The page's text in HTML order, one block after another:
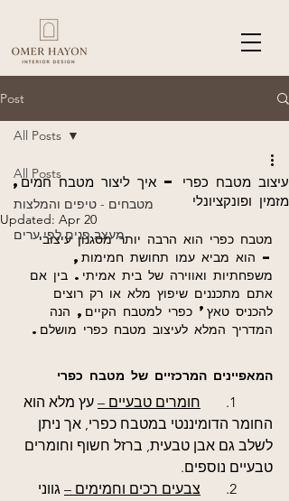
Post
All Posts
מטבחים - טיפים והמלצות
מעצב פנים לפי ערים
All Posts
עיצוב מטבח כפרי – איך ליצור מטבח חמים,
מזמין ופונקציונלי
Updated: Apr 20
מטבח כפרי הוא הרבה יותר מסגנון עיצובי
– הוא מביא עמו תחושת חמימות,
משפחתיות ואווירה של בית אמיתי. בין אם
אתם מתכננים שיפוץ מלא או רק רוצים
להכניס טאץ’ כפרי למטבח הקיים, הנה
המדריך המלא לעיצוב מטבח כפרי מושלם.
המאפיינים המרכזיים של מטבח כפרי
חומרים טבעיים – עץ מלא הוא
החומר הדומיננטי במטבח כפרי, אך ניתן
לשלב גם אבן טבעית, ברזל חשוף וחומרים
טבעיים נוספים.
צבעים רכים וחמימים – גווני